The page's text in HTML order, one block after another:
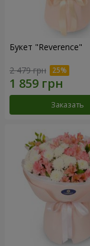
Букет "Reverence"
2 479 грн
Заказать